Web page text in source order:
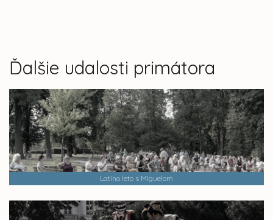
Ďalšie udalosti primátora
Latino leto s Miguelom